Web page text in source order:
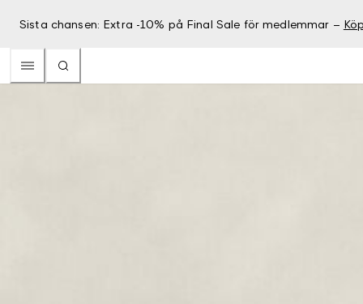
Sista chansen: Extra -10% på Final Sale för medlemmar –